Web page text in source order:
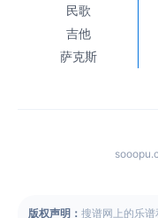
民歌
吉他
萨克斯
版权声明： 搜谱网上的乐